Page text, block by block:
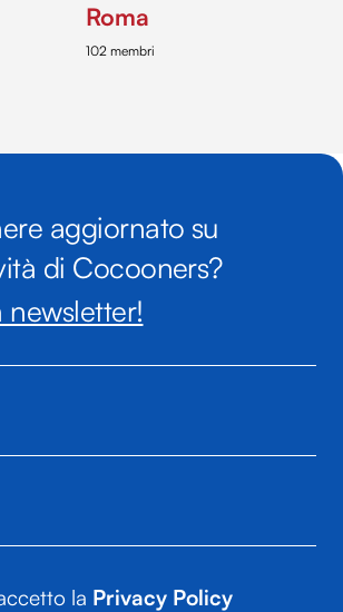
Roma
102 membri
aggiornato su
di Cocooners?
newsletter!
la Privacy Policy